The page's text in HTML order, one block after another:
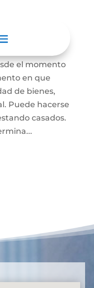
de
han
el momento
en que
de bienes,
Puede hacerse
casados.